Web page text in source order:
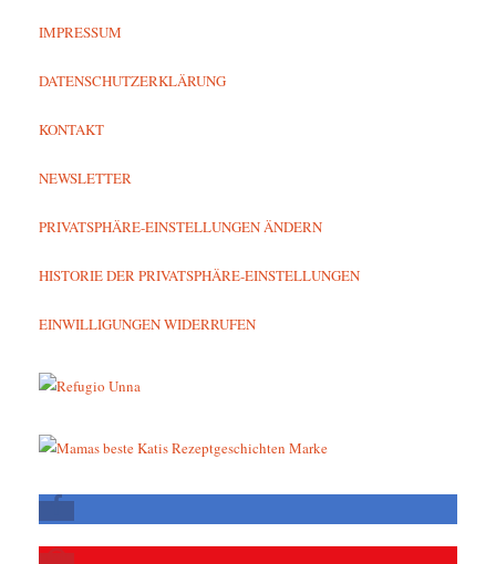
IMPRESSUM
DATENSCHUTZERKLÄRUNG
KONTAKT
NEWSLETTER
PRIVATSPHÄRE-EINSTELLUNGEN ÄNDERN
HISTORIE DER PRIVATSPHÄRE-EINSTELLUNGEN
EINWILLIGUNGEN WIDERRUFEN